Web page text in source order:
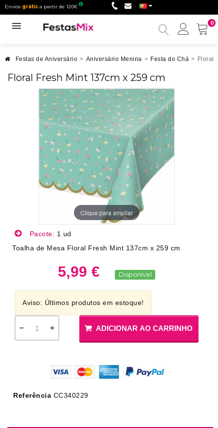
Envios grátis a partir de 120€
0
Minha
Festas de Aniversário > Aniversário Menina > Festa do Chá > Floral
Floral Fresh Mint 137cm x 259 cm
Clique para ampliar
Pacote: 1 ud
Toalha de Mesa Floral Fresh Mint 137cm x 259 cm
5,99 € Disponível
Aviso: Últimos produtos em estoque!
ADICIONAR AO CARRINHO
Referência CC340229